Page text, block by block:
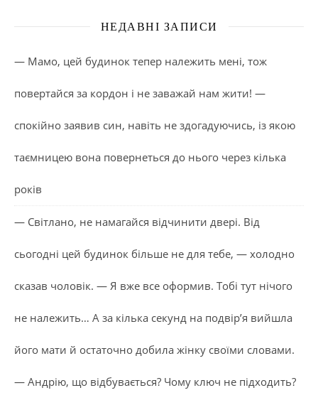
НЕДАВНІ ЗАПИСИ
— Мамо, цей будинок тепер належить мені, тож
повертайся за кордон і не заважай нам жити! —
спокійно заявив син, навіть не здогадуючись, із якою
таємницею вона повернеться до нього через кілька
років
— Світлано, не намагайся відчинити двері. Від
сьогодні цей будинок більше не для тебе, — холодно
сказав чоловік. — Я вже все оформив. Тобі тут нічого
не належить… А за кілька секунд на подвір’я вийшла
його мати й остаточно добила жінку своїми словами.
— Андрію, що відбувається? Чому ключ не підходить?